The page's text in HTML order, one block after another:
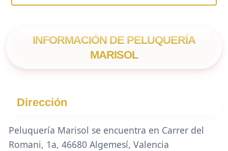
INFORMACIÓN DE PELUQUERÍA
MARISOL
Dirección
Peluquería Marisol se encuentra en Carrer del
Romani, 1a, 46680 Algemesí, Valencia